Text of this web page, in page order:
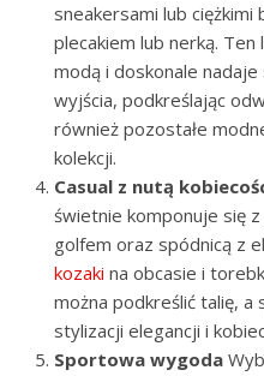
sneakersami lub
plecakiem lub nerką.
modą i doskonale
wyjścia, podkreślając
również pozostałe
kolekcji.
Casual z nutą
świetnie komponuje się
golfem oraz spódnicą z
kozaki na obcasie i
można podkreślić talię, a
stylizacji elegancji i
Sportowa wygoda